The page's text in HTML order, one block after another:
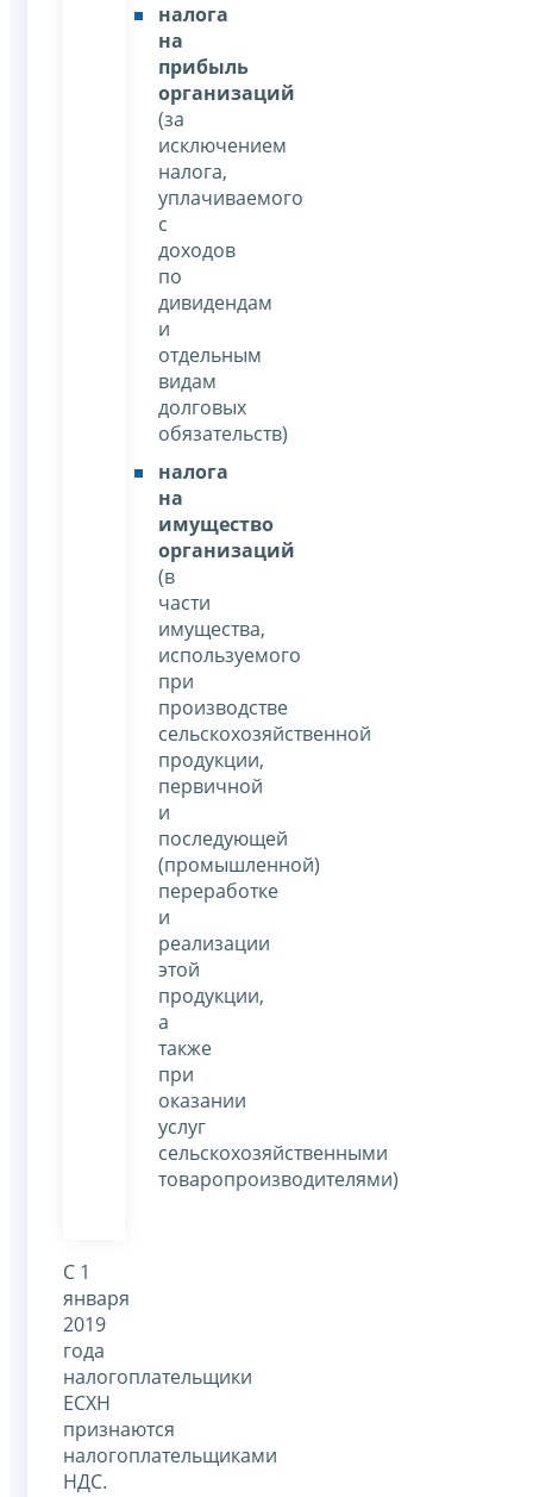
налога
на
прибыль
организаций
(за
исключением
налога,
уплачиваемого
с
доходов
по
дивидендам
и
отдельным
видам
долговых
обязательств)
налога
на
имущество
организаций
(в
части
имущества,
используемого
при
производстве
сельскохозяйственной
продукции,
первичной
и
последующей
(промышленной)
переработке
и
реализации
этой
продукции,
а
также
при
оказании
услуг
сельскохозяйственными
товаропроизводителями)
С 1
января
2019
года
налогоплательщики
ЕСХН
признаются
налогоплательщиками
НДС.